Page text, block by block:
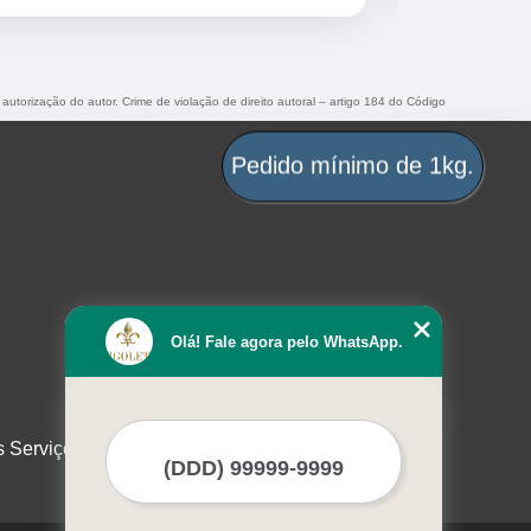
do autor. Crime de violação de direito autoral – artigo 184 do Código
Serviços
Olá! Fale agora pelo WhatsApp.
Pedido mínimo de 1kg.